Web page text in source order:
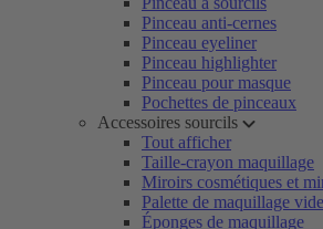
Pinceau anti-cernes
Pinceau eyeliner
Pinceau highlighter
Pinceau pour masque
Pochettes de pinceaux
Accessoires sourcils
Tout afficher
Taille-crayon maquillage
Miroirs cosmétiques et
Palette de maquillage vide
Éponges de maquillage